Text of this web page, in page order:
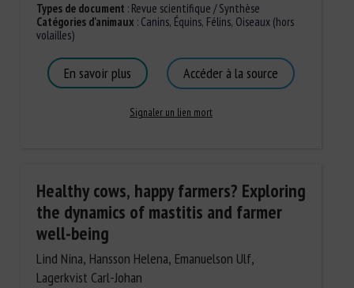
Types de document : Revue scientifique / Synthèse
Catégories d'animaux : Canins, Équins, Félins, Oiseaux (hors
volailles)
En savoir plus Accéder à la source
Signaler un lien mort
Healthy cows, happy farmers? Exploring
the dynamics of mastitis and farmer
well-being
Lind Nina, Hansson Helena, Emanuelson Ulf,
Lagerkvist Carl-Johan